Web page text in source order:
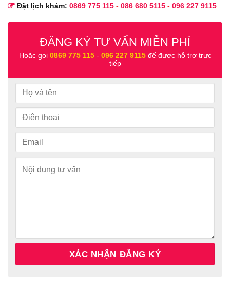
Đặt lịch khám: 0869 775 115 - 086 680 5115 - 096 227 9115
ĐĂNG KÝ TƯ VẤN MIỄN PHÍ
Hoặc gọi 0869 775 115- 096 227 9115 để được hỗ trợ trực
tiếp